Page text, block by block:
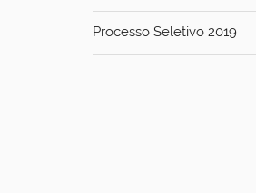
Processo Seletivo 2019